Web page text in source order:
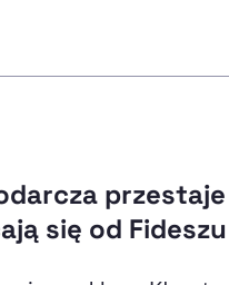
się od Fideszu